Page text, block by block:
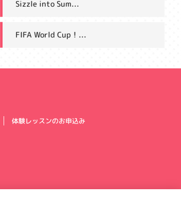
Sizzle into Sum...
FIFA World Cup！...
体験レッスンのお申込み